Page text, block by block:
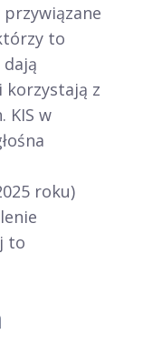
to
korzystają z
KIS w
roku)
to